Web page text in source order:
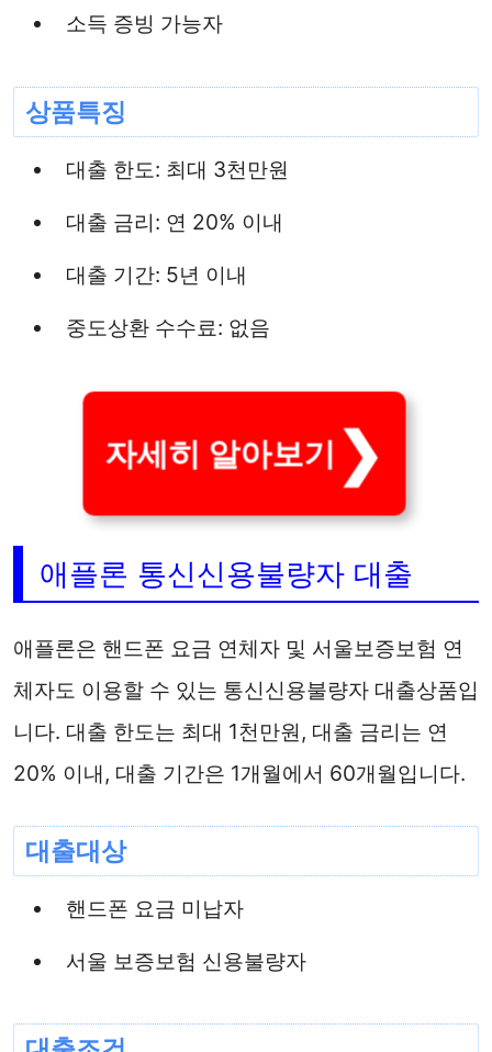
소득 증빙 가능자
상품특징
대출 한도: 최대 3천만원
대출 금리: 연 20% 이내
대출 기간: 5년 이내
중도상환 수수료: 없음
자세히 알아보기
애플론 통신신용불량자 대출
애플론은 핸드폰 요금 연체자 및 서울보증보험 연
체자도 이용할 수 있는 통신신용불량자 대출상품입
니다. 대출 한도는 최대 1천만원, 대출 금리는 연
20% 이내, 대출 기간은 1개월에서 60개월입니다.
대출대상
핸드폰 요금 미납자
서울 보증보험 신용불량자